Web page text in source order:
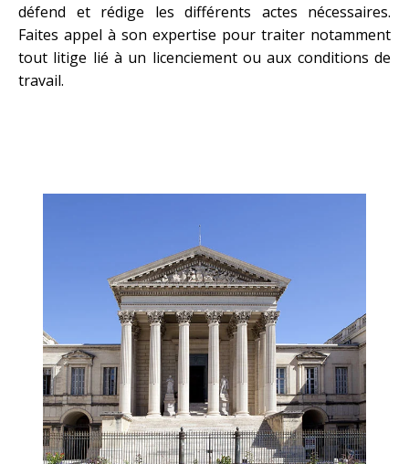
défend et rédige les différents actes nécessaires.
Faites appel à son expertise pour traiter notamment
tout litige lié à un licenciement ou aux conditions de
travail.